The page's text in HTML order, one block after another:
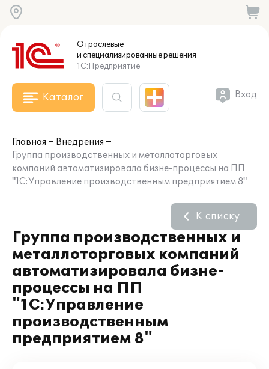
Отраслевые
и специализированныерешения
1С:Предприятие
Каталог Вход
Главная
Внедрения
Группа производственных и металлоторговых
компаний автоматизировала бизне-процессы на ПП
"1С:Управление производственным предприятием 8"
Группа производственных и
металлоторговых компаний
автоматизировала бизне-
процессы на ПП
"1С:Управление
производственным
предприятием 8"
К списку